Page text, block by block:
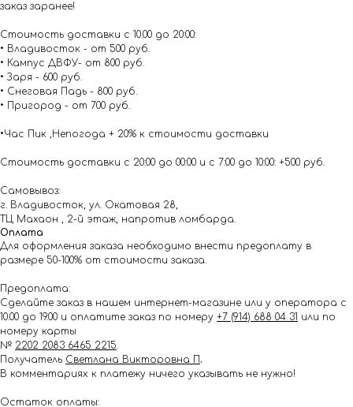
заказ заранее!
Стоимость доставки с 10.00 до 20:00:
• Владивосток - от 500 руб.
• Кампус ДВФУ- от 800 руб.
• Заря - 600 руб.
• Снеговая Падь - 800 руб.
• Пригород - от 700 руб.
•Час Пик ,Непогода + 20% к стоимости доставки
Стоимость доставки с 20:00 до 00:00 и с 7:00 до 10:00: +500 руб.
Самовывоз:
г. Владивосток, ул. Окатовая 28,
ТЦ Махаон , 2-й этаж, напротив ломбарда.
Оплата
Для оформления заказа необходимо внести предоплату в
размере 50-100% от стоимости заказа.
Предоплата:
Сделайте заказ в нашем интернет-магазине или у оператора с
10.00 до 19.00 и оплатите заказ по номеру +7 (914) 688 04 31 или по
номеру карты
№ 2202 2083 6465 2215.
Получатель Светлана Викторовна П .
В комментариях к платежу ничего указывать не нужно!
Остаток оплаты: